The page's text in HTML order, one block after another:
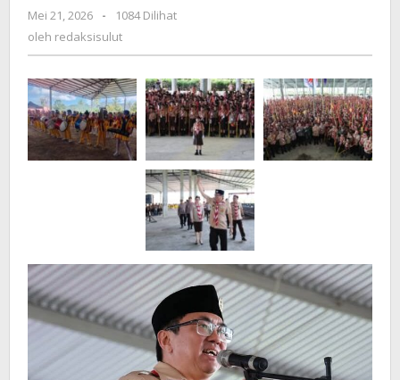
Manado
Mei 21, 2026
oleh
redaksisulut
-
1084 Dilihat
oleh redaksisulut